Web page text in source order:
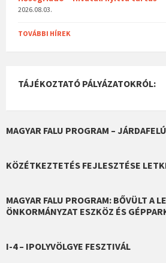
2026.08.03.
TOVÁBBI HÍREK
TÁJÉKOZTATÓ PÁLYÁZATOKRÓL:
MAGYAR FALU PROGRAM –
KÖZÉTKEZTETÉS FEJLESZTÉSE
MAGYAR FALU PROGRAM: BŐVÜLT A
ÖNKORMÁNYZAT ESZKÖZ ÉS
I-4 – IPOLYVÖLGYE FESZTIVÁL